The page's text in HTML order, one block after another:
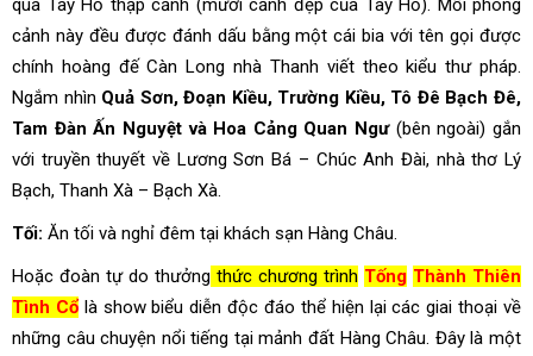
qua Tây Hồ thập cảnh (mười cảnh đẹp của Tây Hồ). Mỗi phong
cảnh này đều được đánh dấu bằng một cái bia với tên gọi được
chính hoàng đế Càn Long nhà Thanh viết theo kiểu thư pháp.
Ngắm nhìn Quả Sơn, Đoạn Kiều, Trường Kiều, Tô Đê Bạch Đê,
Tam Đàn Ấn Nguyệt và Hoa Cảng Quan Ngư (bên ngoài) gắn
với truyền thuyết về Lương Sơn Bá – Chúc Anh Đài, nhà thơ Lý
Bạch, Thanh Xà – Bạch Xà.
Tối: Ăn tối và nghỉ đêm tại khách sạn Hàng Châu.
Hoặc đoàn tự do thưởng thức chương trình Tống Thành Thiên
Tình Cổ là show biểu diễn độc đáo thể hiện lại các giai thoại về
những câu chuyện nổi tiếng tại mảnh đất Hàng Châu. Đây là một